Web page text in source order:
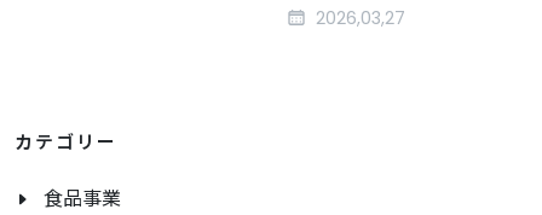
2026,03,27
カテゴリー
食品事業